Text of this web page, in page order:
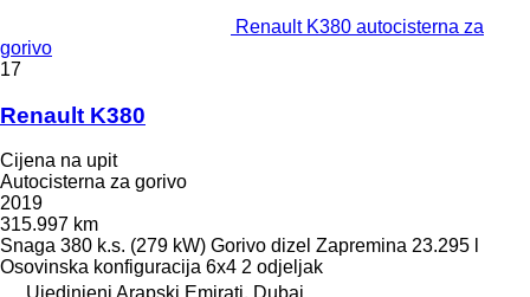
Renault K380 autocisterna za
gorivo
17
Renault K380
Cijena na upit
Autocisterna za gorivo
2019
315.997 km
Snaga 380 k.s. (279 kW) Gorivo dizel Zapremina 23.295 l
Osovinska konfiguracija 6x4 2 odjeljak